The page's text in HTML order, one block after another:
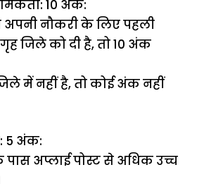
10 अंक:
अपनी नौकरी के लिए पहली
जिले को दी है, तो 10 अंक
में नहीं है, तो कोई अंक नहीं
5 अंक:
पास अप्लाई पोस्ट से अधिक उच्च